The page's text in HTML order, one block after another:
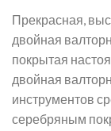
Прекрасная,
двойная
покрытая
двойная
инструментов
серебряным